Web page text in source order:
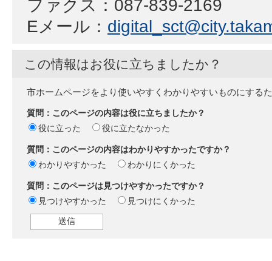
ファクス：087-839-2169
Eメール：
この情報はお役に立ちましたか？
市ホームページをより使いやすくわかりやすいものにする
質問：このページの内容は役に立ちましたか？
役に立った
役に立たなかった
質問：このページの内容はわかりやすかったですか？
わかりやすかった
わかりにくかった
質問：このページは見つけやすかったですか？
見つけやすかった
見つけにくかった